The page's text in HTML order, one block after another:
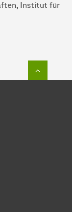
Institut für